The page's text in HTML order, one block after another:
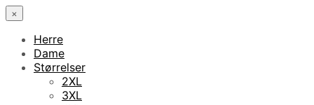
×
Herre
Dame
Størrelser
2XL
3XL